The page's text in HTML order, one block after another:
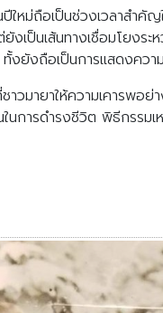
ปีใหม่ถือเป็นช่วงเวลา
งเป็นเส้นทางเชื่อมโย
งยังถือเป็นการแสดงค
มายาให้ความเคารพอ
ารดำรงชีวิต พิธีกรรม